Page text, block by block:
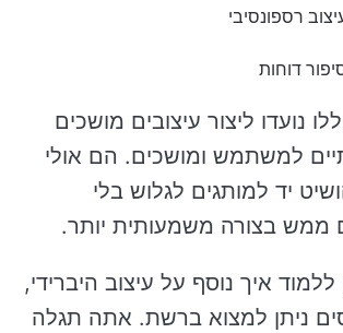
רספונסיבי
דוחות
נועדו ליצור עיצובים מושכים
למשתמש ומושכים. הם אולי
יד למותגים לגלוש בלי
בצורה משמעותית יותר.
איך נוסף על עיצוב היברידי,
ניתן למצוא ברשת. אתה תגלה